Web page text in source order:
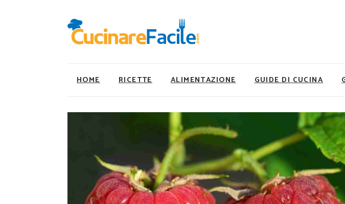
HOME RICETTE
Ricette Facili e Veloci
Ricette Primi Piatti
Ricette Antipasti
Ricette Dolci
Ricette Carne
Ricette Secondi
ALIMENTAZIONE
Utility
Super Alimenti
Nutrizionista a tavola
Ricette Vegetariane
Ricette Vegane
Rumors
GUIDE DI CUCINA